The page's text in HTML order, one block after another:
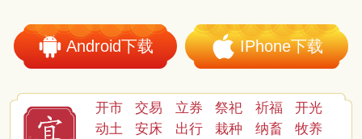
Android下载 IPhone下载
开市 交易 立券 祭祀 祈福
开光
动土
安床 出行 栽种 纳畜
牧养